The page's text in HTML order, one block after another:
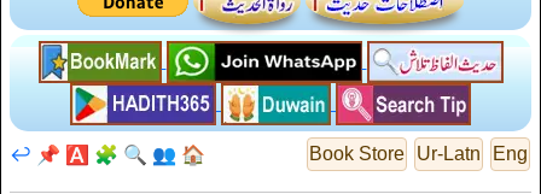
Eng
Ur-Latn
Book Store
🏠
👥
🔍
🧩
🅰️
📌
↩️